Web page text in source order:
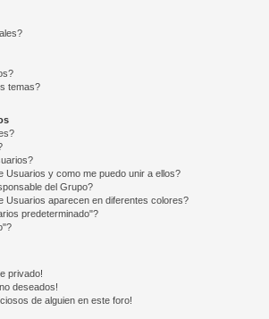
temas?
Usuarios y como me puedo unir a ellos?
del Grupo?
Usuarios aparecen en diferentes colores?
predeterminado"?
privado!
deseados!
de alguien en este foro!